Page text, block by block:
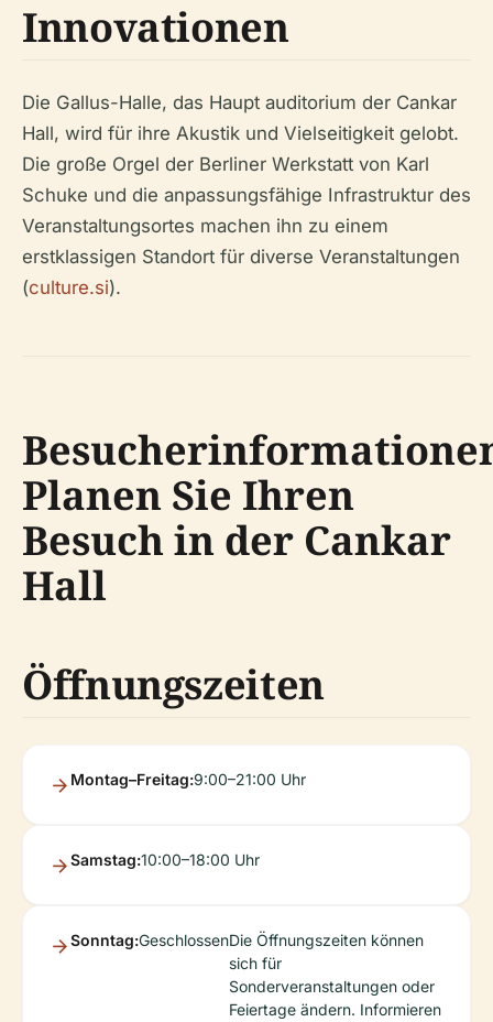
Innovationen
Die Gallus-Halle, das Haupt auditorium der Cankar
Hall, wird für ihre Akustik und Vielseitigkeit gelobt.
Die große Orgel der Berliner Werkstatt von Karl
Schuke und die anpassungsfähige Infrastruktur des
Veranstaltungsortes machen ihn zu einem
erstklassigen Standort für diverse Veranstaltungen
(culture.si).
Planen Sie Ihren
Besuch in der Cankar
Hall
Öffnungszeiten
Montag–Freitag:9:00–21:00 Uhr
Samstag:10:00–18:00 Uhr
Sonntag:GeschlossenDie Öffnungszeiten können
sich für
Sonderveranstaltungen oder
Feiertage ändern. Informieren